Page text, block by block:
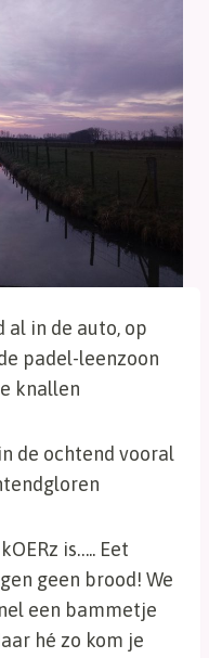
al in de auto, op
padel-leenzoon
knallen
de ochtend vooral
is….. Eet
geen brood! We
een bammetje
hé zo kom je